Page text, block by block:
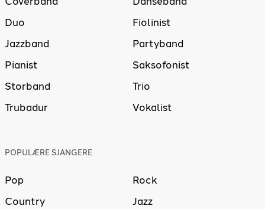
Duo
Fiolinist
Jazzband
Partyband
Pianist
Saksofonist
Storband
Trio
Trubadur
Vokalist
POPULÆRE SJANGERE
Pop
Rock
Country
Jazz